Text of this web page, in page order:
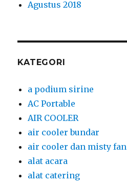
Agustus 2018
KATEGORI
a podium sirine
AC Portable
AIR COOLER
air cooler bundar
air cooler dan misty fan
alat acara
alat catering